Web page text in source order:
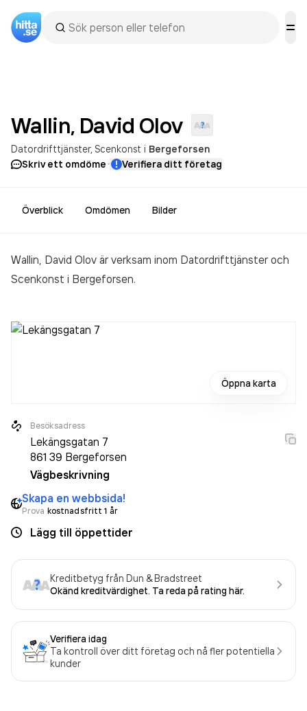
Wallin, David Olov
Datordrifttjänster Scenkonst i Bergeforsen
Skriv ett omdöme· Verifiera ditt företag
Överblick Omdömen Bilder
Wallin, David Olov är verksam inom Datordrifttjänster och
Scenkonst i Bergeforsen.
Öppna karta
Besöksadress
Lekängsgatan 7
861 39 Bergeforsen
Vägbeskrivning
Skapa en webbsida!
Prova kostnadsfritt 1 år
Lägg till öppettider
Kreditbetyg från Dun & Bradstreet
Okänd kreditvärdighet. Ta reda på rating här.
Verifiera idag
Ta kontroll över ditt företag och nå fler potentiella
kunder